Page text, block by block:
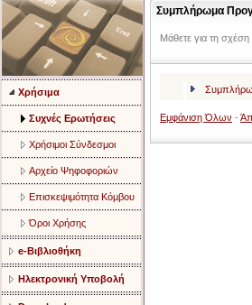
Χρήσιμα
Συχνές Ερωτήσεις
Χρήσιμοι Σύνδεσμοι
Αρχείο Ψηφοφοριών
Επισκεψιμότητα Κόμβου
Όροι Χρήσης
e-Βιβλιοθήκη
Ηλεκτρονική Υποβολή
Συμπλήρωμα
Μάθετε για τη
Εμφάνιση Όλων -